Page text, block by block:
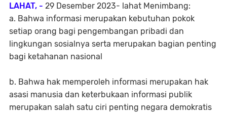
LAHAT, - 29 Desember 2023- lahat Menimbang:
a. Bahwa informasi merupakan kebutuhan pokok
setiap orang bagi pengembangan pribadi dan
lingkungan sosialnya serta merupakan bagian penting
bagi ketahanan nasional
b. Bahwa hak memperoleh informasi merupakan hak
asasi manusia dan keterbukaan informasi publik
merupakan salah satu ciri penting negara demokratis